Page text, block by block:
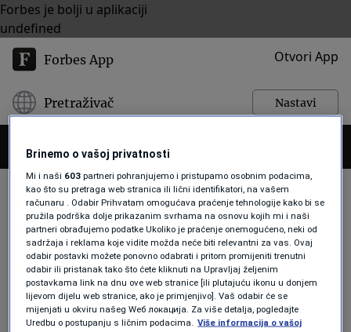
Forbes je bolji u aplikaciji
undefined
Forbes App Otvori App
Pretraživač Nastavi
DON LEMON
AKTUELNOSTI
Elon Musk ukinuo emisiju bivšem
voditelju CNN-a nakon intervju
okršaja, duguje mu značajnu isplatu
Brinemo o vašoj privatnosti
Mi i naši 603 partneri pohranjujemo i pristupamo osobnim podacima,
kao što su pretraga web stranica ili lični identifikatori, na vašem
računaru . Odabir Prihvatam omogućava praćenje tehnologije kako bi se
pružila podrška dolje prikazanim svrhama na osnovu kojih mi i naši
partneri obrađujemo podatke Ukoliko je praćenje onemogućeno, neki od
sadržaja i reklama koje vidite možda neće biti relevantni za vas. Ovaj
odabir postavki možete ponovno odabrati i pritom promijeniti trenutni
odabir ili pristanak tako što ćete kliknuti na Upravljaj željenim
postavkama link na dnu ove web stranice [ili plutajuću ikonu u donjem
lijevom dijelu web stranice, ako je primjenjivo]. Vaš odabir će se
mijenjati u okviru našeg Wеб локација. Za više detalja, pogledajte
Uredbu o postupanju s ličnim podacima.
Više informacija o vašoj